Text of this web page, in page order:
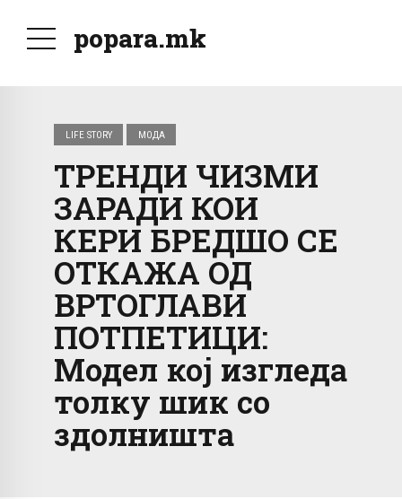
popara.mk
LIFE STORY МОДА
ТРЕНДИ ЧИЗМИ
ЗАРАДИ КОИ
КЕРИ БРЕДШО СЕ
ОТКАЖА ОД
ВРТОГЛАВИ
ПОТПЕТИЦИ:
Модел кој изгледа
толку шик со
здолништа